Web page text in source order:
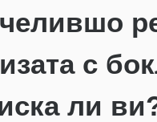
с
ли